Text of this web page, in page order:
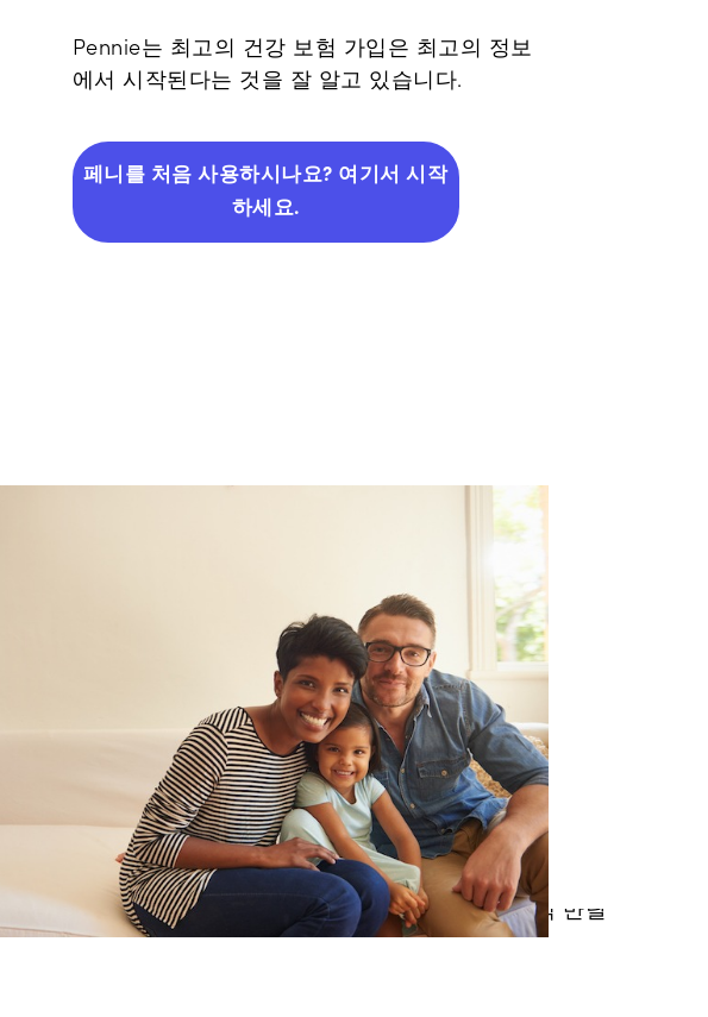
Pennie는 최고의 건강 보험 가입은 최고의 정보
에서 시작된다는 것을 잘 알고 있습니다.
페니를 처음 사용하시나요? 여기서 시작
하세요.